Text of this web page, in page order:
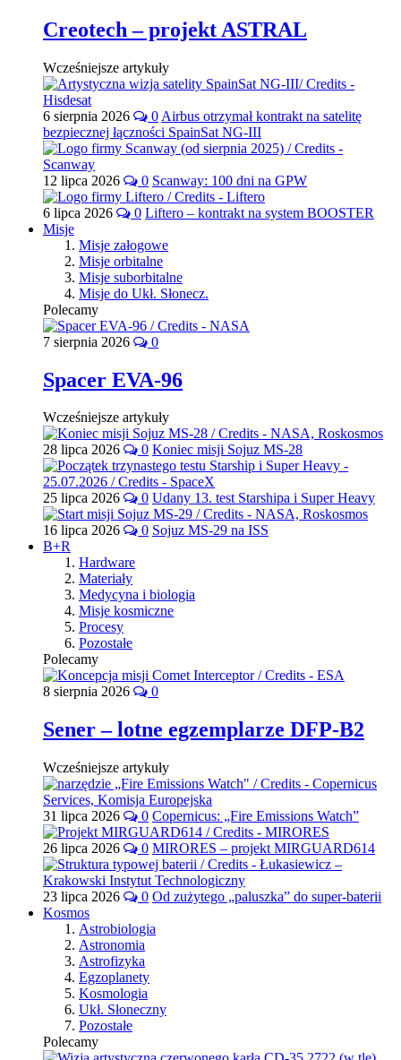
Creotech – projekt ASTRAL
Wcześniejsze artykuły
6 sierpnia 2026 0 Airbus otrzymał kontrakt na satelitę
bezpiecznej łączności SpainSat NG-III
12 lipca 2026 0 Scanway: 100 dni na GPW
6 lipca 2026 0 Liftero – kontrakt na system BOOSTER
Misje
Misje załogowe
Misje orbitalne
Misje suborbitalne
Misje do Ukł. Słonecz.
Polecamy
7 sierpnia 2026 0
Spacer EVA-96
Wcześniejsze artykuły
28 lipca 2026 0 Koniec misji Sojuz MS-28
25 lipca 2026 0 Udany 13. test Starshipa i Super Heavy
16 lipca 2026 0 Sojuz MS-29 na ISS
B+R
Hardware
Materiały
Medycyna i biologia
Misje kosmiczne
Procesy
Pozostałe
Polecamy
8 sierpnia 2026 0
Sener – lotne egzemplarze DFP-B2
Wcześniejsze artykuły
31 lipca 2026 0 Copernicus: „Fire Emissions Watch”
26 lipca 2026 0 MIRORES – projekt MIRGUARD614
23 lipca 2026 0 Od zużytego „paluszka” do super-baterii
Kosmos
Astrobiologia
Astronomia
Astrofizyka
Egzoplanety
Kosmologia
Ukł. Słoneczny
Pozostałe
Polecamy